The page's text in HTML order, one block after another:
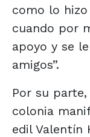
como lo
cuando por
apoyo y se
amigos”.
Por su
colonia
edil Valentín